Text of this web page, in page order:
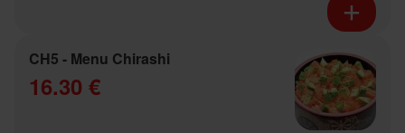
CH5 - Menu Chirashi
16.30 €